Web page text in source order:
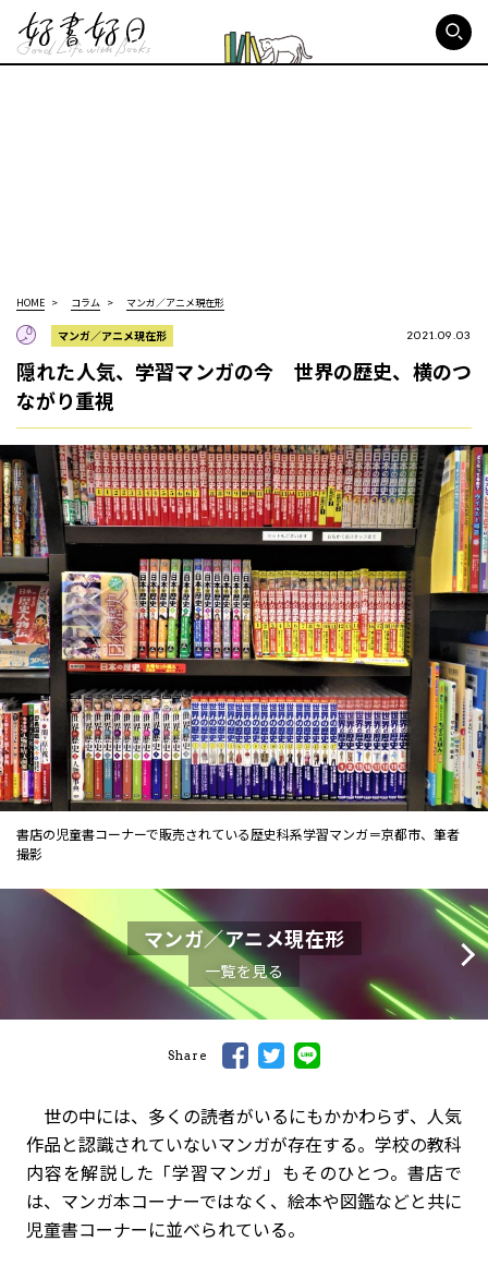
HOME コラム マンガ／アニメ現在形
マンガ／アニメ現在形 2021.09.03
隠れた人気、学習マンガの今 世界の歴史、横のつ
ながり重視
書店の児童書コーナーで販売されている歴史科系学習マンガ＝京都市、筆者
撮影
マンガ／アニメ現在形
一覧を見る
Share
世の中には、多くの読者がいるにもかかわらず、人気
作品と認識されていないマンガが存在する。学校の教科
内容を解説した「学習マンガ」もそのひとつ。書店で
は、マンガ本コーナーではなく、絵本や図鑑などと共に
児童書コーナーに並べられている。